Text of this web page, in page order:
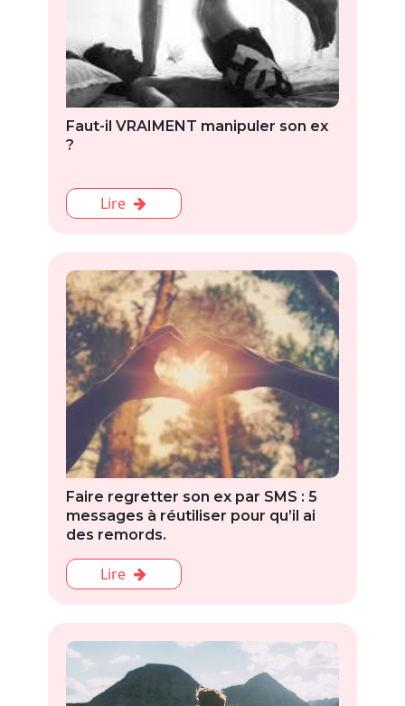
Faut-il VRAIMENT manipuler son ex
?
Lire
Faire regretter son ex par SMS : 5
messages à réutiliser pour qu’il ai
des remords.
Lire